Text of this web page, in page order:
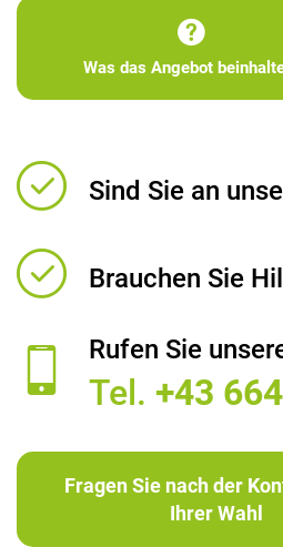
Was das Angebot
Sind Sie an
Brauchen Sie
Rufen Sie
Tel. +43
Fragen Sie nach der
Ihrer Wahl